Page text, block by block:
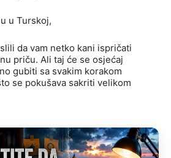
u Turskoj,
da vam netko kani ispričati
priču. Ali taj će se osjećaj
gubiti sa svakim korakom
se pokušava sakriti velikom